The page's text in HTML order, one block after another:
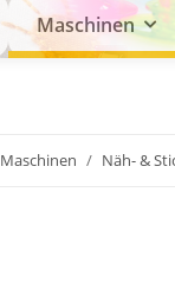
Maschinen
Maschinen Näh- &